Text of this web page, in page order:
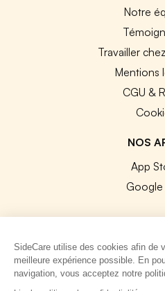
Notre
Travailler
Mentions
CGU &
NOS
App
Google
© 2026 SideCare.
SideCare utilise des cookies afin de
meilleure expérience possible. En
navigation, vous acceptez notre